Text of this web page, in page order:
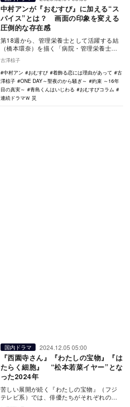
中村アンが『おむすび』に加える“ス
パイス”とは？ 画面の印象を変える
圧倒的な存在感
第18週から、管理栄養士として活躍する結
（橋本環奈）を描く「病院・管理栄養士
合）。舞台を病院…
古澤椋子
中村アン
おむすび 着飾る恋には理由があって
古
澤椋子
ONE DAY～聖夜のから騒ぎ～
約束 ～16年
目の真実～
青島くんはいじわる
おむすびコラム
連続ドラマＷ 災
国内ドラマ 2024.12.05 05:00
『西園寺さん』『わたしの宝物』『は
たらく細胞』 “松本若菜イヤー”とな
った2024年
苦しい展開が続く『わたしの宝物』（フジ
テレビ系）では、俳優たちがそれぞれの方
法で複雑な感情を表現している。その中で